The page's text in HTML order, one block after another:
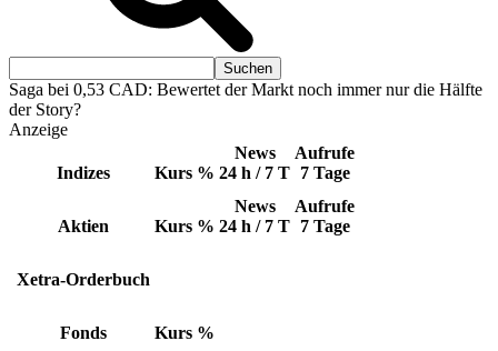
Saga bei 0,53 CAD: Bewertet der Markt noch immer nur die Hälfte
der Story?
Anzeige
Indizes Kurs %
News
24 h / 7 T
Aufrufe
7 Tage
Aktien Kurs %
News
24 h / 7 T
Aufrufe
7 Tage
Xetra-Orderbuch
Fonds Kurs %